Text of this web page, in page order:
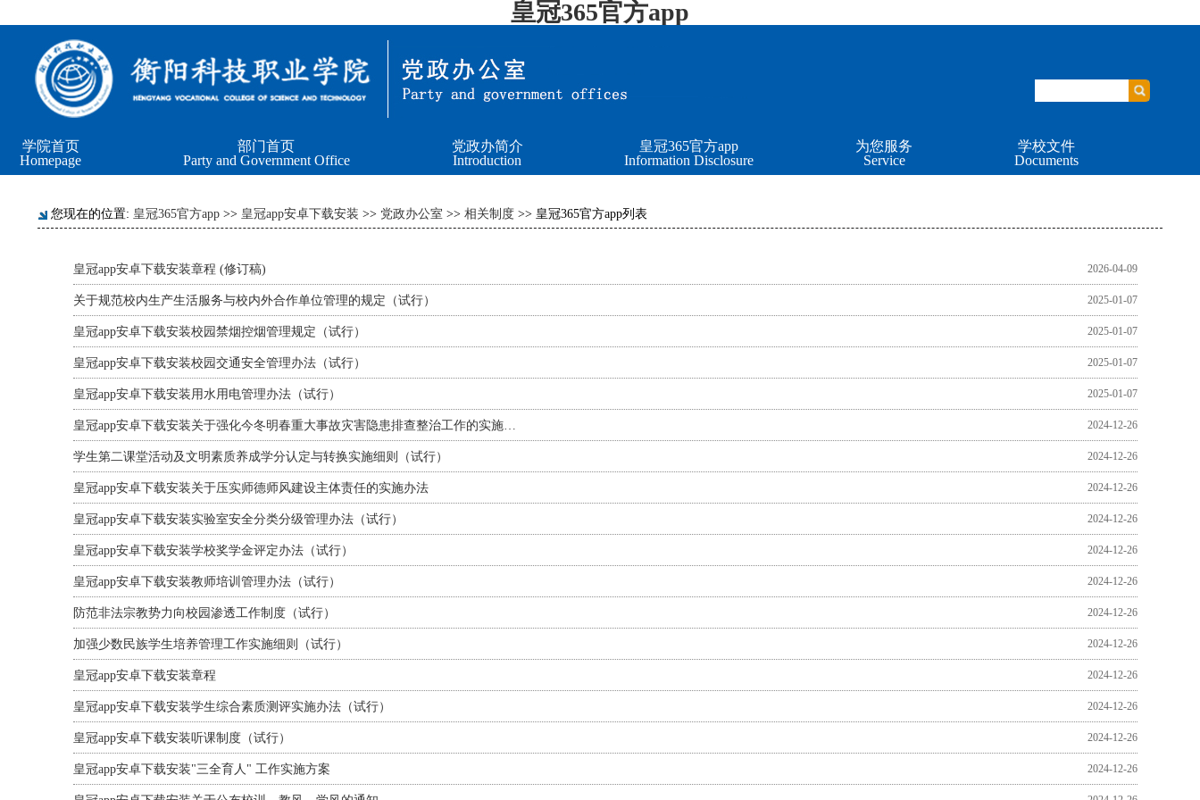
皇冠365官方app
学院首页
Homepage
部门首页
Party and Government Office
党政办简介
Introduction
皇冠365官方app
Information Disclosure
为您服务
Service
学校文件
Documents
您现在的位置: 皇冠365官方app >> 皇冠app安卓下载安装 >> 党政办公室 >> 相关制度 >> 皇冠365官方app列表
2026-04-09
皇冠app安卓下载安装章程 (修订稿)
2025-01-07
关于规范校内生产生活服务与校内外合作单位管理的规定（试行）
2025-01-07
皇冠app安卓下载安装校园禁烟控烟管理规定（试行）
2025-01-07
皇冠app安卓下载安装校园交通安全管理办法（试行）
2025-01-07
皇冠app安卓下载安装用水用电管理办法（试行）
2024-12-26
皇冠app安卓下载安装关于强化今冬明春重大事故灾害隐患排查整治工作的实施…
2024-12-26
学生第二课堂活动及文明素质养成学分认定与转换实施细则（试行）
2024-12-26
皇冠app安卓下载安装关于压实师德师风建设主体责任的实施办法
2024-12-26
皇冠app安卓下载安装实验室安全分类分级管理办法（试行）
2024-12-26
皇冠app安卓下载安装学校奖学金评定办法（试行）
2024-12-26
皇冠app安卓下载安装教师培训管理办法（试行）
2024-12-26
防范非法宗教势力向校园渗透工作制度（试行）
2024-12-26
加强少数民族学生培养管理工作实施细则（试行）
2024-12-26
皇冠app安卓下载安装章程
2024-12-26
皇冠app安卓下载安装学生综合素质测评实施办法（试行）
2024-12-26
皇冠app安卓下载安装听课制度（试行）
2024-12-26
皇冠app安卓下载安装"三全育人" 工作实施方案